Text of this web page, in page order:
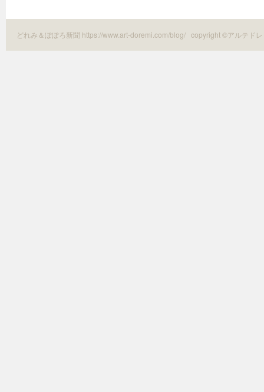
どれみ＆ぽぽろ新聞 https://www.art-doremi.com/blog/ copyright ©アルテド